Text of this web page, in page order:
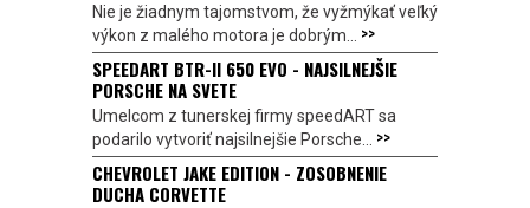
Nie je žiadnym tajomstvom, že vyžmýkať veľký
výkon z malého motora je dobrým... >>
SPEEDART BTR-II 650 EVO - NAJSILNEJŠIE
PORSCHE NA SVETE
Umelcom z tunerskej firmy speedART sa
podarilo vytvoriť najsilnejšie Porsche... >>
CHEVROLET JAKE EDITION - ZOSOBNENIE
DUCHA CORVETTE